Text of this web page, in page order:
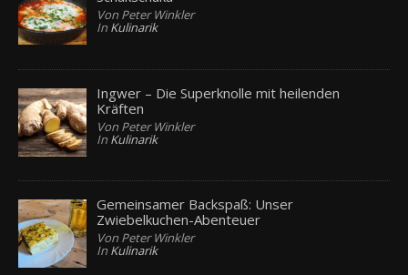
Von Peter Winkler
In Kulinarik
Ingwer – Die Superknolle mit heilenden
Kräften
Von Peter Winkler
In Kulinarik
Gemeinsamer Backspaß: Unser
Zwiebelkuchen-Abenteuer
Von Peter Winkler
In Kulinarik